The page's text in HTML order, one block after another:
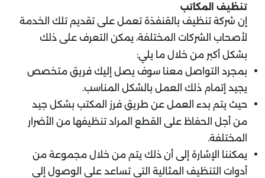
تنظيف المكاتب
إن شركة تنظيف بالقنفذة تعمل على تقديم تلك الخدمة
لأصحاب الشركات المختلفة، يمكن التعرف على ذلك
بشكل أكبر من خلال ما يلي:
بمجرد التواصل معنا سوف يصل إليك فريق متخصص
يجيد إتمام ذلك العمل بالشكل المناسب.
حيث يتم بدء العمل عن طريق فرز المكتب بشكل جيد
من أجل الحفاظ على القطع المراد تنظيفها من الأضرار
المختلفة.
يمكننا الإشارة إلى أن ذلك يتم من خلال مجموعة من
أدوات التنظيف المثالية التي تساعد على الوصول إلى